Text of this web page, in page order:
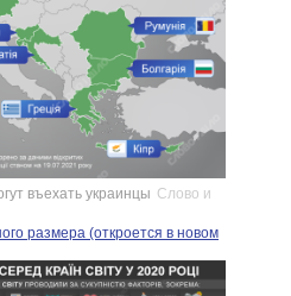
въехать украинцы Слово и
размера (откроется в новом